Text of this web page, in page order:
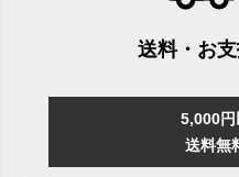
送料・お
5,000円
送料無